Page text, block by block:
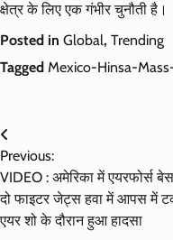
क्षेत्र के लिए एक गंभीर चुनौती है।
Posted in Global, Trending
Tagged Mexico-Hinsa-
Post
navigation
Previous:
VIDEO : अमेरिका में एयरफोर्स
दो फाइटर जेट्स हवा में आपस में
एयर शो के दौरान हुआ हादसा